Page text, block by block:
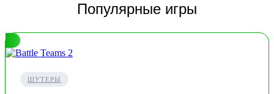
Популярные игры
ШУТЕРЫ